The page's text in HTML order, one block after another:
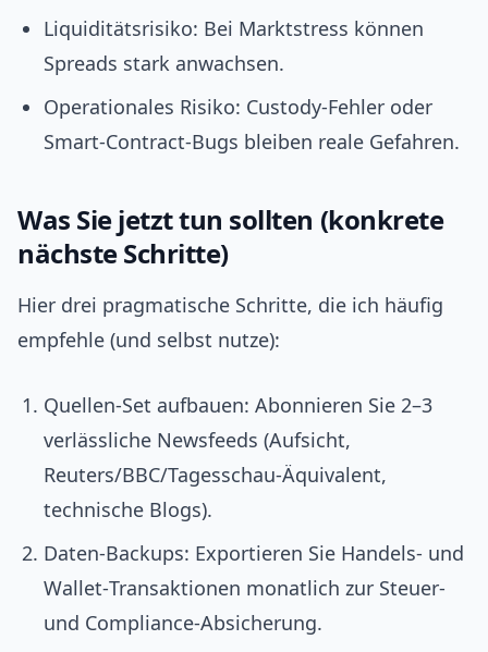
Liquiditätsrisiko: Bei Marktstress können
Spreads stark anwachsen.
Operationales Risiko: Custody‑Fehler oder
Smart‑Contract‑Bugs bleiben reale Gefahren.
Was Sie jetzt tun sollten (konkrete
nächste Schritte)
Hier drei pragmatische Schritte, die ich häufig
empfehle (und selbst nutze):
Quellen‑Set aufbauen: Abonnieren Sie 2–3
verlässliche Newsfeeds (Aufsicht,
Reuters/BBC/Tagesschau‑Äquivalent,
technische Blogs).
Daten‑Backups: Exportieren Sie Handels‑ und
Wallet‑Transaktionen monatlich zur Steuer-
und Compliance‑Absicherung.